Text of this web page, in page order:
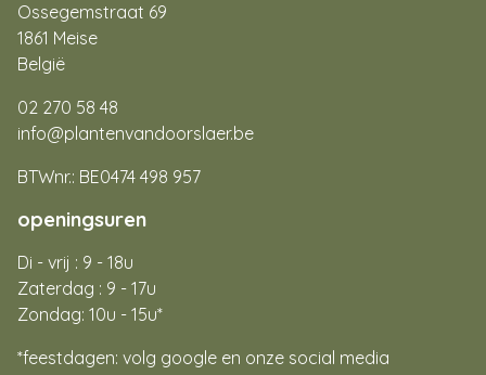
Ossegemstraat 69
1861 Meise
België
02 270 58 48
info@plantenvandoorslaer.be
BTWnr.: BE0474 498 957
openingsuren
Di - vrij : 9 - 18u
Zaterdag : 9 - 17u
Zondag: 10u - 15u*
*feestdagen: volg google en onze social media